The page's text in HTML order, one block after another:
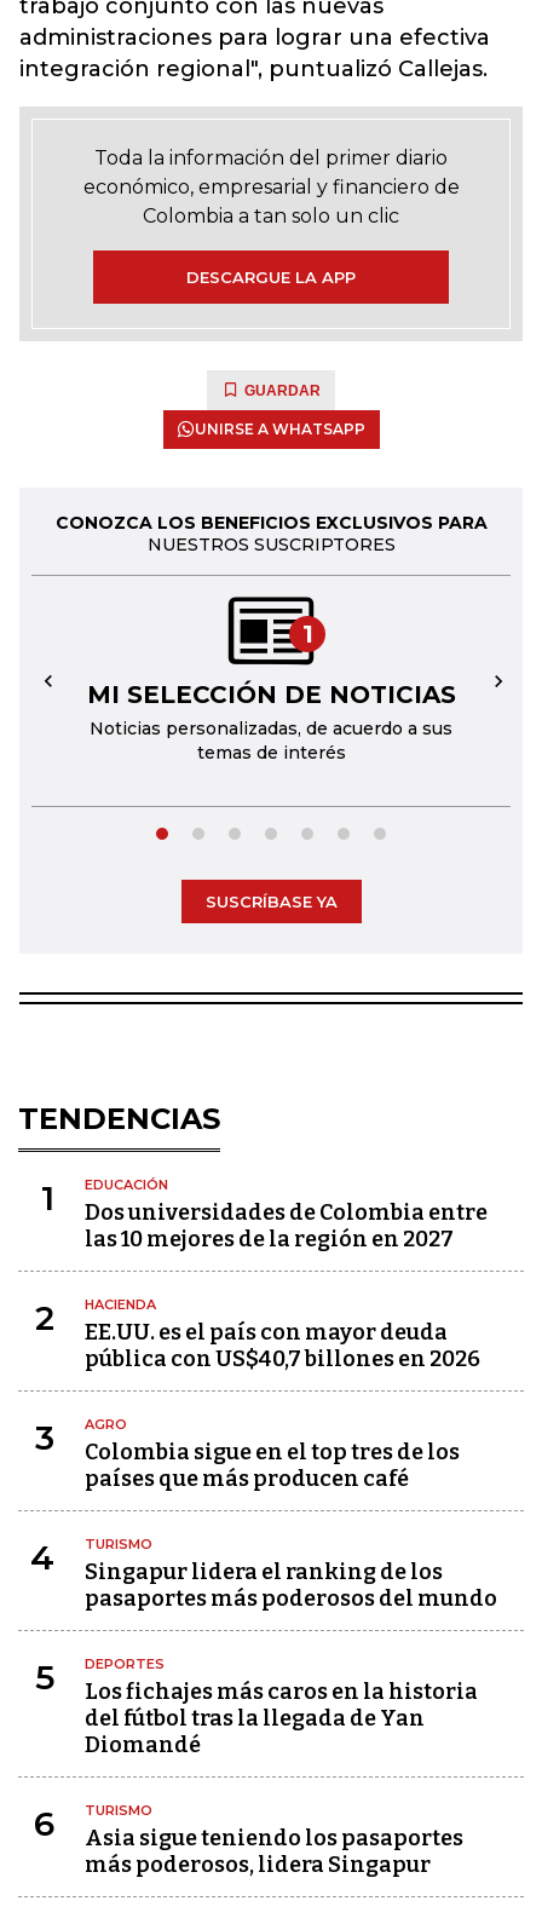
trabajo conjunto con las nuevas
administraciones para lograr una efectiva
integración regional", puntualizó Callejas.
Toda la información del primer diario
económico, empresarial y financiero de
Colombia a tan solo un clic
DESCARGUE LA APP
GUARDAR
UNIRSE A WHATSAPP
CONOZCA LOS BENEFICIOS EXCLUSIVOS PARA
NUESTROS SUSCRIPTORES
1
MI SELECCIÓN DE NOTICIAS
Noticias personalizadas, de acuerdo a sus
temas de interés
← →
SUSCRÍBASE YA
TENDENCIAS
1 EDUCACIÓN
Dos universidades de Colombia entre
las 10 mejores de la región en 2027
2 HACIENDA
EE.UU. es el país con mayor deuda
pública con US$40,7 billones en 2026
3 AGRO
Colombia sigue en el top tres de los
países que más producen café
4 TURISMO
Singapur lidera el ranking de los
pasaportes más poderosos del mundo
5 DEPORTES
Los fichajes más caros en la historia
del fútbol tras la llegada de Yan
Diomandé
6 TURISMO
Asia sigue teniendo los pasaportes
más poderosos, lidera Singapur